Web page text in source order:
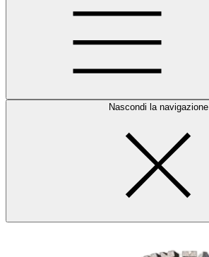
Nascondi la navigazione